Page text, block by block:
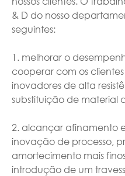
& D do nosso
seguintes:
1. melhorar o
cooperar com os
inovadores de alta
substituição de material
2. alcançar afinamento
inovação de processo,
amortecimento mais
introdução de um